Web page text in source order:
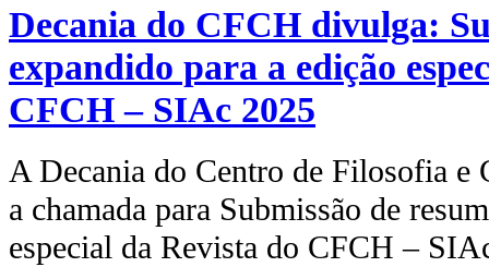
Decania do CFCH divulga:
expandido para a edição
CFCH – SIAc 2025
A Decania do Centro de Filosofia e
a chamada para Submissão de
especial da Revista do CFCH –